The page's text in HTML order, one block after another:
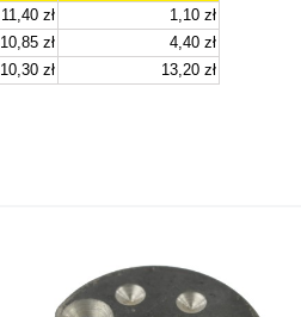
11,40 zł
1,10 zł
10,85 zł
4,40 zł
10,30 zł 13,20 zł